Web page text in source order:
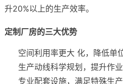
升20%以上的生产效率。
定制厂房的三大优势
空间利用率更大 化，降低单
生产动线科学规划，提升作
专业配套设施，满足特殊生